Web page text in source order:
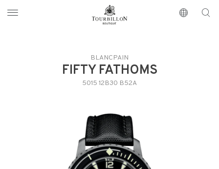
https://www.tourbillon.com/es
BLANCPAIN
FIFTY FATHOMS
5015 12B30 B52A